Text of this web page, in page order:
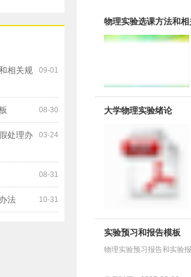
09-01
相关规
08-30
03-24
处理办
08-31
10-31
法
物理实验选课方法和
大学物理实验绪论
实验预习和报告模板
物理实验预习报告和实验